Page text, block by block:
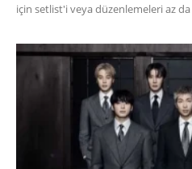
için setlist'i veya düzenlemeleri az